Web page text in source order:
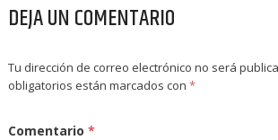
DEJA UN COMENTARIO
Tu dirección de correo electrónico no será
obligatorios están marcados con *
Comentario *